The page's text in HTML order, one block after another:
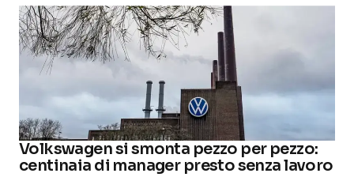
Volkswagen si smonta pezzo per pezzo:
centinaia di manager presto senza lavoro